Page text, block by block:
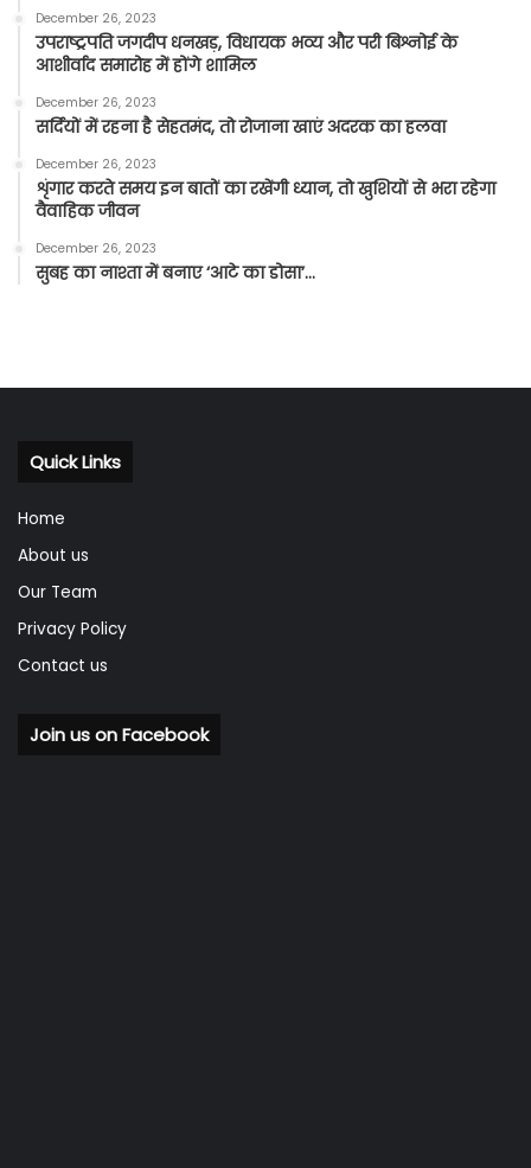
December 26, 2023
उपराष्ट्रपति जगदीप धनखड़, विधायक भव्य और परी बिश्नोई के
आशीर्वाद समारोह में होंगे शामिल
December 26, 2023
सर्दियों में रहना है सेहतमंद, तो रोजाना खाएं अदरक का हलवा
December 26, 2023
शृंगार करते समय इन बातों का रखेंगी ध्यान, तो खुशियों से भरा रहेगा
वैवाहिक जीवन
December 26, 2023
सुबह का नाश्ता में बनाए ‘आटे का डोसा’…
Quick Links
Home
About us
Our Team
Privacy Policy
Contact us
Join us on Facebook